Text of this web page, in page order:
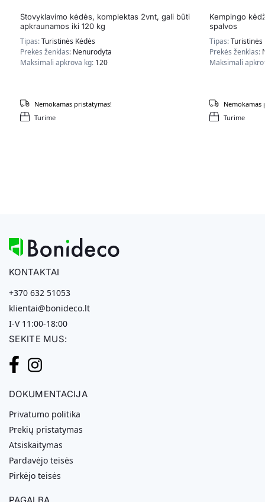
Stovyklavimo kėdės, komplektas 2vnt, gali būti
apkraunamos iki 120 kg
Tipas:Turistinės Kėdės
Prekės ženklas: Nenurodyta
Maksimali apkrova kg: 120
Turime
Nemokamas pristatymas!
Kempingo
spalvos
Tipas:Turistinės
Prekės ženklas:
Maksimali
Turime
Nemokamas
KONTAKTAI
+370 632 51053
klientai@bonideco.lt
I-V 11:00-18:00
SEKITE MUS:
DOKUMENTACIJA
Privatumo politika
Prekių pristatymas
Atsiskaitymas
Pardavėjo teisės
Pirkėjo teisės